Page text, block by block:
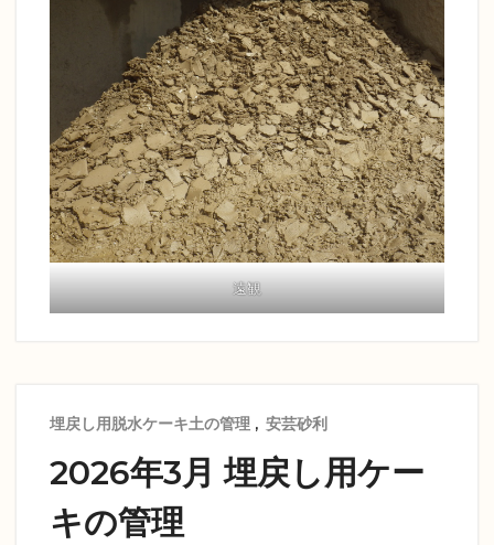
遠観
埋戻し用脱水ケーキ土の管理 , 安芸砂利
2026年3月 埋戻し用ケー
キの管理